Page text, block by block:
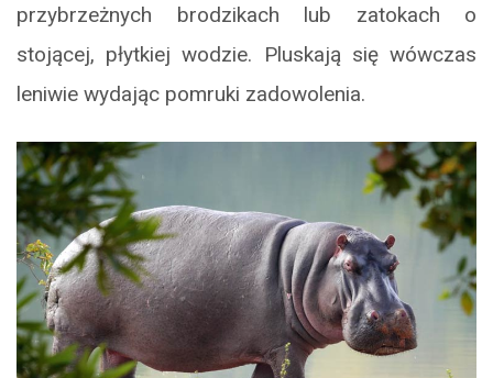
przybrzeżnych brodzikach lub zatokach o
stojącej, płytkiej wodzie. Pluskają się wówczas
leniwie wydając pomruki zadowolenia.